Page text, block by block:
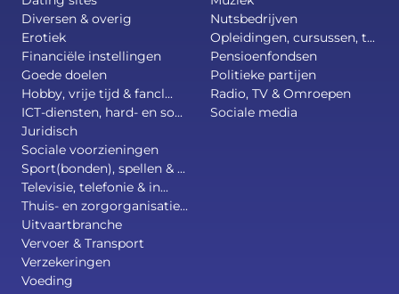
Diversen & overig
Erotiek
Financiële instellingen
Goede doelen
Hobby, vrije tijd & fancl...
ICT-diensten, hard- en so...
Juridisch
Nutsbedrijven
Opleidingen, cursussen, t...
Pensioenfondsen
Politieke partijen
Radio, TV & Omroepen
Sociale media
Sociale voorzieningen
Sport(bonden), spellen & ...
Televisie, telefonie & in...
Thuis- en zorgorganisatie...
Uitvaartbranche
Vervoer & Transport
Verzekeringen
Voeding